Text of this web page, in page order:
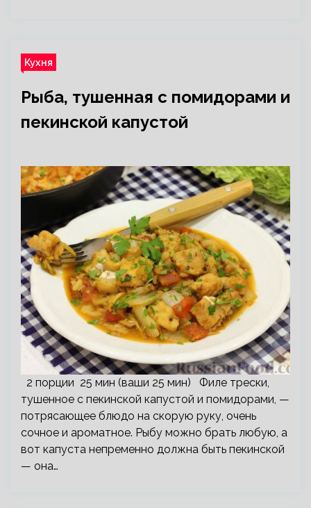
Кухня
Рыба, тушенная с помидорами и
пекинской капустой
2 порции 25 мин (ваши 25 мин) Филе трески,
тушенное с пекинской капустой и помидорами, —
потрясающее блюдо на скорую руку, очень
сочное и ароматное. Рыбу можно брать любую, а
вот капуста непременно должна быть пекинской
— она…